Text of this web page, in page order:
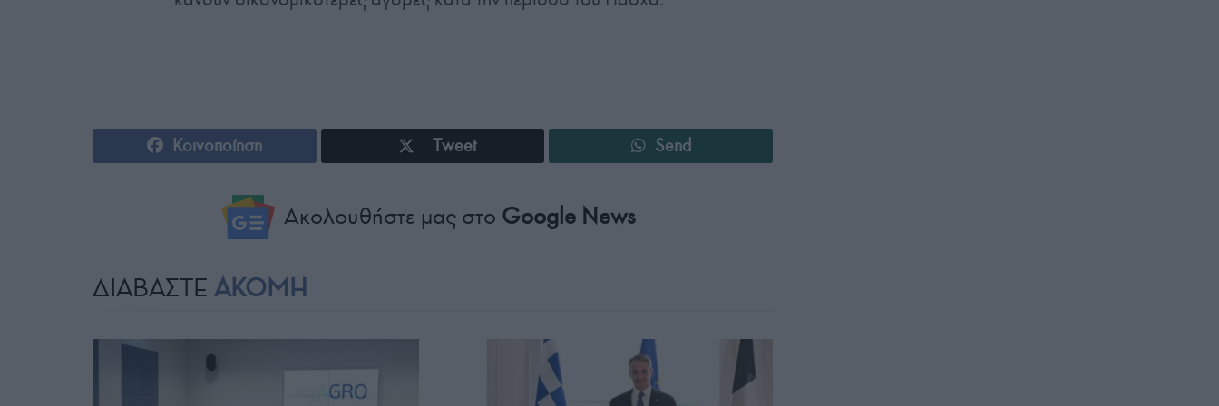
Κοινοποίηση Tweet Send
Ακολουθήστε μας στο Google News
ΔΙΑΒΑΣΤΕ ΑΚΟΜΗ